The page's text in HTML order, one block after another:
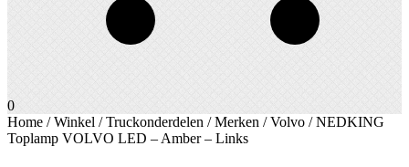
0
Home /Winkel /Truckonderdelen /Merken /Volvo / NEDKING
Toplamp VOLVO LED – Amber – Links